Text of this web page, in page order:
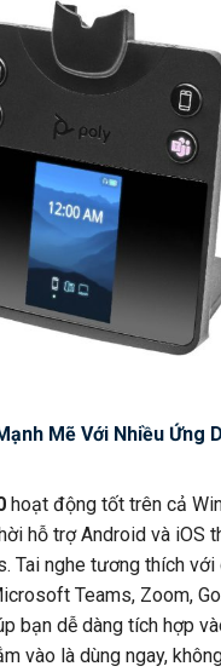
Mẽ Với Nhiều Ứng
hoạt động tốt trên cả
hỗ trợ Android và iOS
Tai nghe tương thích với
Teams, Zoom,
bạn dễ dàng tích hợp
vào là dùng ngay,